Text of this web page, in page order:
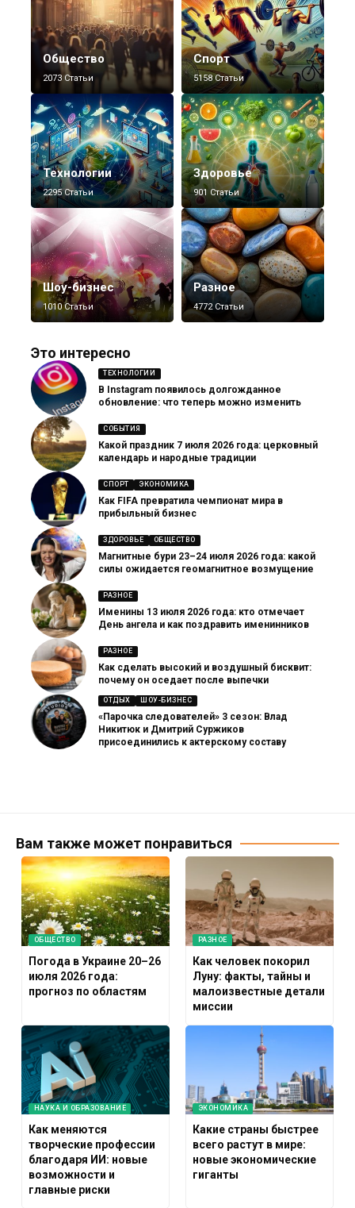
Общество
2073 Статьи
Спорт
5158 Статьи
Технологии
2295 Статьи
Здоровье
901 Статьи
Шоу-бизнес
1010 Статьи
Разное
4772 Статьи
Это интересно
ТЕХНОЛОГИИ
В Instagram появилось долгожданное
обновление: что теперь можно изменить
СОБЫТИЯ
Какой праздник 7 июля 2026 года: церковный
календарь и народные традиции
СПОРТ ЭКОНОМИКА
Как FIFA превратила чемпионат мира в
прибыльный бизнес
ЗДОРОВЬЕ ОБЩЕСТВО
Магнитные бури 23–24 июля 2026 года: какой
силы ожидается геомагнитное возмущение
РАЗНОЕ
Именины 13 июля 2026 года: кто отмечает
День ангела и как поздравить именинников
РАЗНОЕ
Как сделать высокий и воздушный бисквит:
почему он оседает после выпечки
ОТДЫХ ШОУ-БИЗНЕС
«Парочка следователей» 3 сезон: Влад
Никитюк и Дмитрий Суржиков
присоединились к актерскому составу
Вам также может понравиться
ОБЩЕСТВО
Погода в Украине 20–26
июля 2026 года:
прогноз по областям
РАЗНОЕ
Как человек покорил
Луну: факты, тайны и
малоизвестные детали
миссии
НАУКА И ОБРАЗОВАНИЕ
Как меняются
творческие профессии
благодаря ИИ: новые
возможности и
главные риски
ЭКОНОМИКА
Какие страны быстрее
всего растут в мире:
новые экономические
гиганты